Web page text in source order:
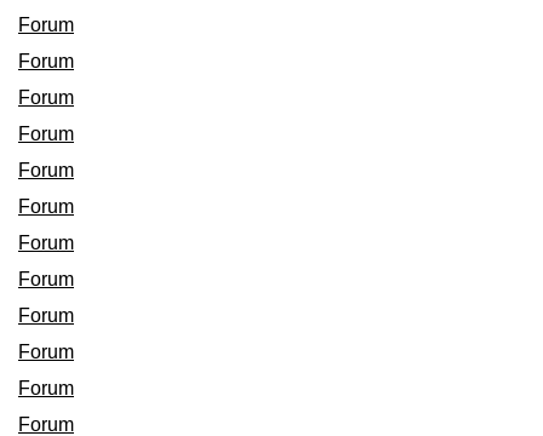
Forum
Forum
Forum
Forum
Forum
Forum
Forum
Forum
Forum
Forum
Forum
Forum